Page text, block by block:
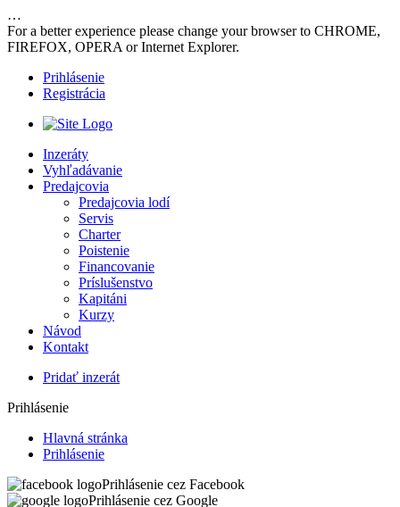
…
For a better experience please change your browser to CHROME,
FIREFOX, OPERA or Internet Explorer.
Prihlásenie
Registrácia
Inzeráty
Vyhľadávanie
Predajcovia
Predajcovia lodí
Servis
Charter
Poistenie
Financovanie
Príslušenstvo
Kapitáni
Kurzy
Návod
Kontakt
Pridať inzerát
Prihlásenie
Hlavná stránka
Prihlásenie
Prihlásenie cez Facebook
Prihlásenie cez Google